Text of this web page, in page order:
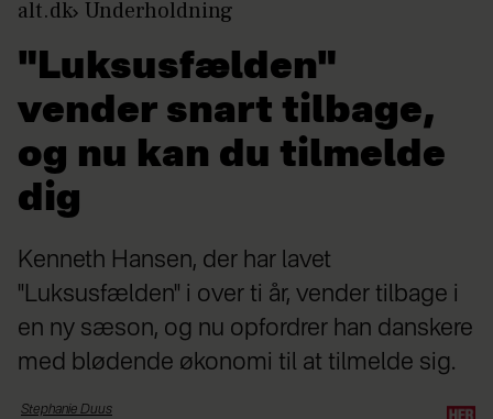
alt.dk Underholdning
"Luksusfælden"
vender snart tilbage,
og nu kan du tilmelde
dig
Kenneth Hansen, der har lavet
"Luksusfælden" i over ti år, vender tilbage i
en ny sæson, og nu opfordrer han danskere
med blødende økonomi til at tilmelde sig.
Stephanie Duus